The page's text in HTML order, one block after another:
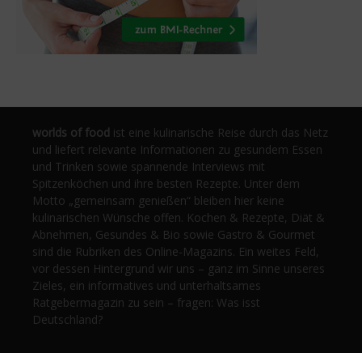
worlds of food ist eine kulinarische Reise durch das Netz
und liefert relevante Informationen zu gesundem Essen
und Trinken sowie spannende Interviews mit
Spitzenköchen und ihre besten Rezepte. Unter dem
Motto „gemeinsam genießen“ bleiben hier keine
kulinarischen Wünsche offen. Kochen & Rezepte, Diät &
Abnehmen, Gesundes & Bio sowie Gastro & Gourmet
sind die Rubriken des Online-Magazins. Ein weites Feld,
vor dessen Hintergrund wir uns – ganz im Sinne unseres
Zieles, ein informatives und unterhaltsames
Ratgebermagazin zu sein – fragen: Was isst
Deutschland?